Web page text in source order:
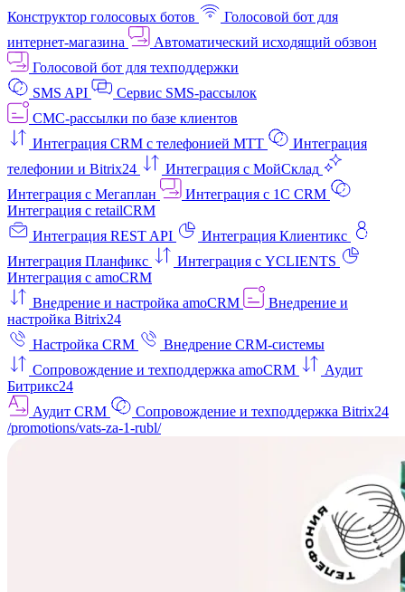
Конструктор голосовых ботов
Голосовой бот для
интернет‑магазина
Автоматический исходящий обзвон
Голосовой бот для техподдержки
SMS API
Сервис SMS-рассылок
СМС-рассылки по базе клиентов
Интеграция CRM с телефонией МТТ
Интеграция
телефонии и Bitrix24
Интеграция с МойСклад
Интеграция с Мегаплан
Интеграция с 1C CRM
Интеграция с retailCRM
Интеграция REST API
Интеграция Клиентикс
Интеграция Планфикс
Интеграция с YCLIENTS
Интеграция с amoCRM
Внедрение и настройка amoCRM
Внедрение и
настройка Bitrix24
Настройка CRM
Внедрение CRM-системы
Сопровождение и техподдержка amoCRM
Аудит
Битрикс24
Аудит CRM
Сопровождение и техподдержка Bitrix24
/promotions/vats-za-1-rubl/